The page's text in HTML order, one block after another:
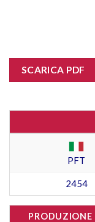
SCARICA PDF
PFT
2454
PRODUZIONE